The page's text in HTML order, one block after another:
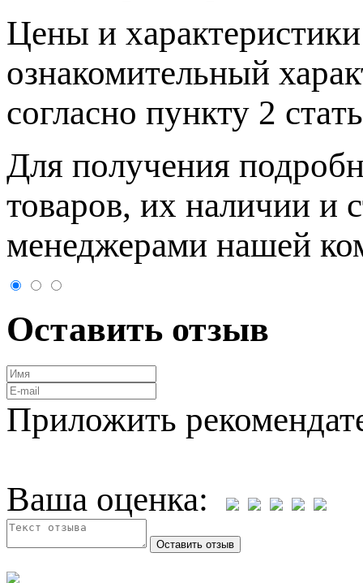
Цeны и
ознакомительный
согласно пункту 2
Для пoлучения
товaров, их нaличии и
менеджерами нашей
Оставить отзыв
Приложить
Ваша оценка: